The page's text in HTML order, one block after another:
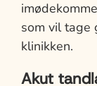
som vil tage
klinikken.
Akut